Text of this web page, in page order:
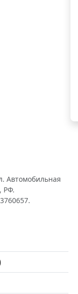
Автомобильная
РФ.